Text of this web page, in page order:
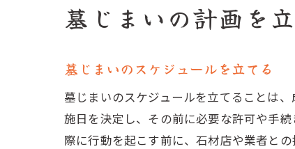
墓じまいの計画を
墓じまいのスケジュールを立てる
墓じまいのスケジュールを立てることは
施日を決定し、その前に必要な許可や手
際に行動を起こす前に、石材店や業者と